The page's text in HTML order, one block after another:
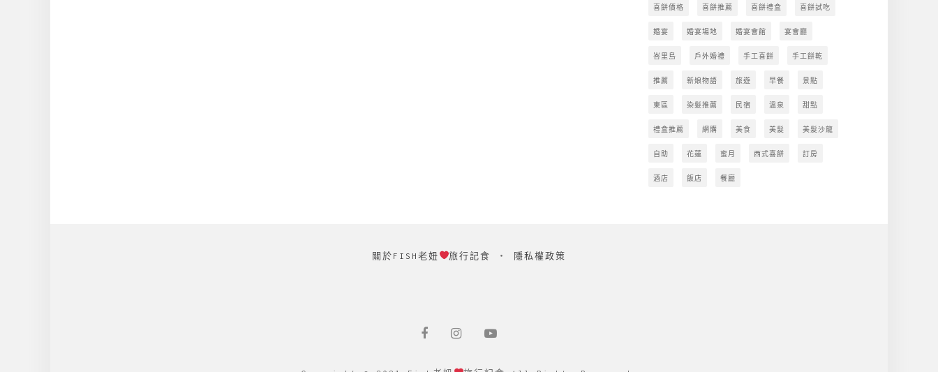
喜餅價格 喜餅推薦 喜餅禮盒 喜餅試吃
婚宴 婚宴場地 婚宴會館 宴會廳
峇里島 戶外婚禮 手工喜餅 手工餅乾
推薦 新娘物語 旅遊 早餐 景點
東區 染髮推薦 民宿 溫泉 甜點
禮盒推薦 網購 美食 美髮 美髮沙龍
自助 花蓮 蜜月 西式喜餅 訂房
酒店 飯店 餐廳
關於FISH老妞 旅行記食 ‧ 隱私權政策